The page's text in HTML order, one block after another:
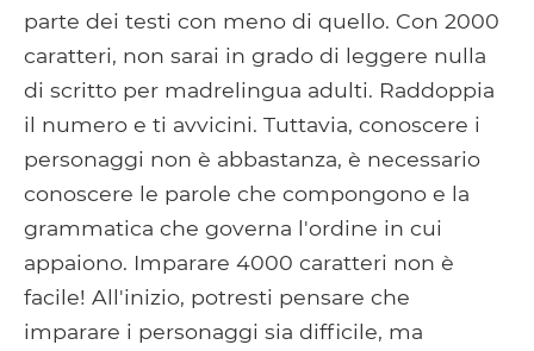
parte dei testi con meno di quello. Con 2000
caratteri, non sarai in grado di leggere nulla
di scritto per madrelingua adulti. Raddoppia
il numero e ti avvicini. Tuttavia, conoscere i
personaggi non è abbastanza, è necessario
conoscere le parole che compongono e la
grammatica che governa l'ordine in cui
appaiono. Imparare 4000 caratteri non è
facile! All'inizio, potresti pensare che
imparare i personaggi sia difficile, ma